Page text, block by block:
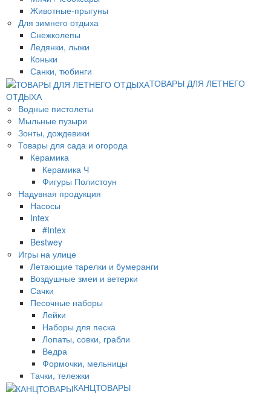
Животные-прыгуны
Для зимнего отдыха
Снежколепы
Ледянки, лыжи
Коньки
Санки, тюбинги
ТОВАРЫ ДЛЯ ЛЕТНЕГО
ОТДЫХА
Водные пистолеты
Мыльные пузыри
Зонты, дождевики
Товары для сада и огорода
Керамика
Керамика Ч
Фигуры Полистоун
Надувная продукция
Насосы
Intex
#Intex
Bestwey
Игры на улице
Летающие тарелки и бумеранги
Воздушные змеи и ветерки
Сачки
Песочные наборы
Лейки
Наборы для песка
Лопаты, совки, грабли
Ведра
Формочки, мельницы
Тачки, тележки
КАНЦТОВАРЫ